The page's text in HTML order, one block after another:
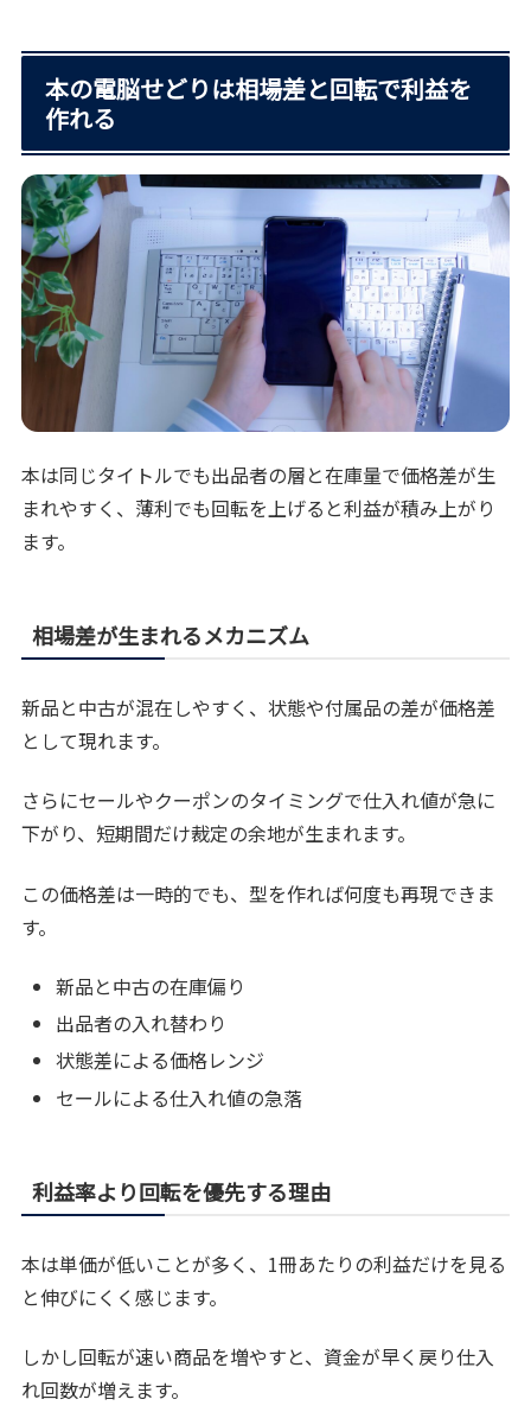
本の電脳せどりは相場差と回転で利益を
作れる
本は同じタイトルでも出品者の層と在庫量で価格差が生
まれやすく、薄利でも回転を上げると利益が積み上がり
ます。
相場差が生まれるメカニズム
新品と中古が混在しやすく、状態や付属品の差が価格差
として現れます。
さらにセールやクーポンのタイミングで仕入れ値が急に
下がり、短期間だけ裁定の余地が生まれます。
この価格差は一時的でも、型を作れば何度も再現できま
す。
新品と中古の在庫偏り
出品者の入れ替わり
状態差による価格レンジ
セールによる仕入れ値の急落
利益率より回転を優先する理由
本は単価が低いことが多く、1冊あたりの利益だけを見る
と伸びにくく感じます。
しかし回転が速い商品を増やすと、資金が早く戻り仕入
れ回数が増えます。